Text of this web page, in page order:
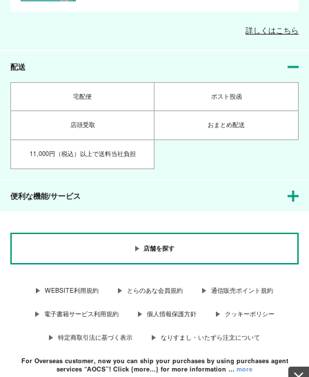
詳しくはこちら
配送
宅配便 ポスト投函
店頭受取 おまとめ配送
11,000円（税込）以上で送料当社負担
便利な機能/サービス
店舗を探す
WEBSITE利用規約 とらのあな会員規約 通信販売ポイント規約
電子書籍サービス利用規約 個人情報保護方針 クッキーポリシー
特定商取引法に基づく表示 なりすまし・いたずら注文について
For Overseas customer, now you can ship your purchases by using purchases agent
services “AOCS”! Click {more…} for more information … more